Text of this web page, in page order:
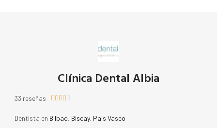
Clínica Dental Albia
33 reseñas     
Dentista en Bilbao, Biscay, País Vasco